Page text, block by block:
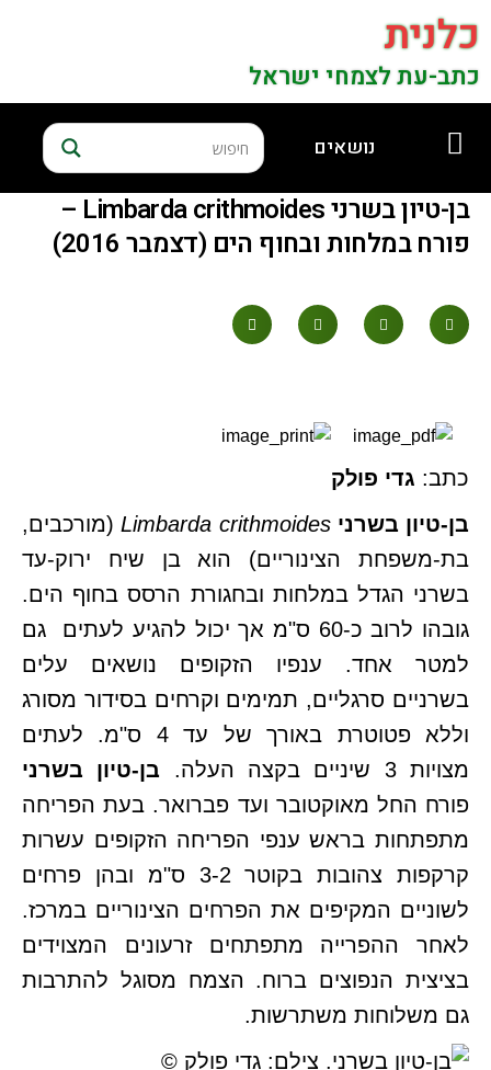
כלנית
כתב-עת לצמחי ישראל
נושאים
בן-טיון בשרני Limbarda crithmoides –
פורח במלחות ובחוף הים (דצמבר 2016)
כתב: גדי פולק
בן-טיון בשרני
Limbarda crithmoides
(מורכבים,
בת-משפחת הצינוריים) הוא בן שיח ירוק-עד
בשרני הגדל במלחות ובחגורת הרסס בחוף הים.
גובהו לרוב כ-60 ס"מ אך יכול להגיע לעתים גם
למטר אחד. ענפיו הזקופים נושאים עלים
בשרניים סרגליים, תמימים וקרחים בסידור מסורג
וללא פטוטרת באורך של עד 4 ס"מ. לעתים
מצויות 3 שיניים בקצה העלה.
בן-טיון בשרני
פורח החל מאוקטובר ועד פברואר. בעת הפריחה
מתפתחות בראש ענפי הפריחה הזקופים עשרות
קרקפות צהובות בקוטר 3-2 ס"מ ובהן פרחים
לשוניים המקיפים את הפרחים הצינוריים במרכז.
לאחר ההפרייה מתפתחים זרעונים המצוידים
בציצית הנפוצים ברוח. הצמח מסוגל להתרבות
גם משלוחות משתרשות.